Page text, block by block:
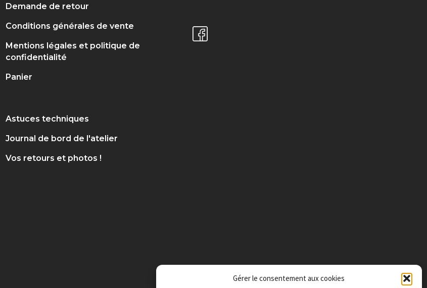
Gérer le consentement aux cookies
Demande de retour
Conditions générales de vente
Mentions légales et politique de
confidentialité
Panier
Astuces techniques
Journal de bord de l'atelier
Vos retours et photos !